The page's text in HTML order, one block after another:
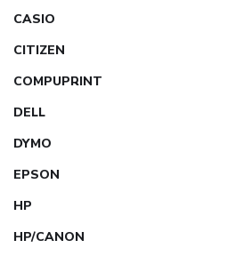
CASIO
CITIZEN
COMPUPRINT
DELL
DYMO
EPSON
HP
HP/CANON